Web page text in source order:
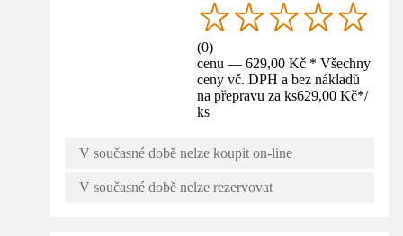
(0)
cenu — 629,00 Kč * Všechny
ceny vč. DPH a bez nákladů
na přepravu za ks629,00 Kč*/
ks
V současné době nelze koupit on-line
V současné době nelze rezervovat